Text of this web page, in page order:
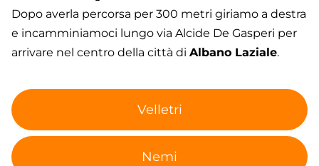
Dopo averla percorsa per 300 metri giriamo a destra
e incamminiamoci lungo via Alcide De Gasperi per
arrivare nel centro della città di Albano Laziale.
Velletri
Nemi